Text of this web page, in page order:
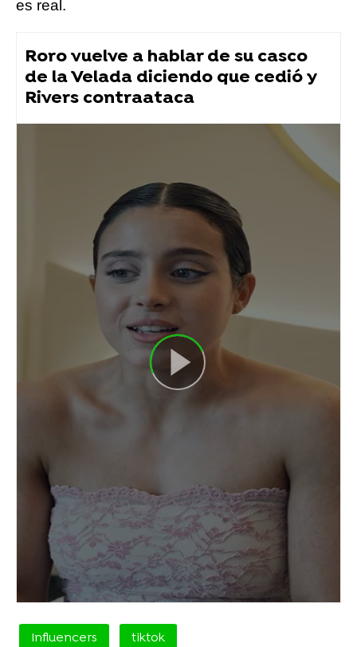
es real.
Roro vuelve a hablar de su casco
de la Velada diciendo que cedió y
Rivers contraataca
Influencers tiktok